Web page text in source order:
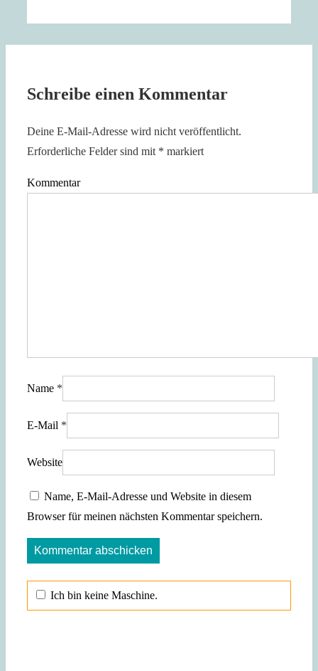
Schreibe einen Kommentar
Deine E-Mail-Adresse wird nicht veröffentlicht.
Erforderliche Felder sind mit * markiert
Kommentar
Name *
E-Mail *
Website
Name, E-Mail-Adresse und Website in diesem
Browser für meinen nächsten Kommentar speichern.
Ich bin keine Maschine.